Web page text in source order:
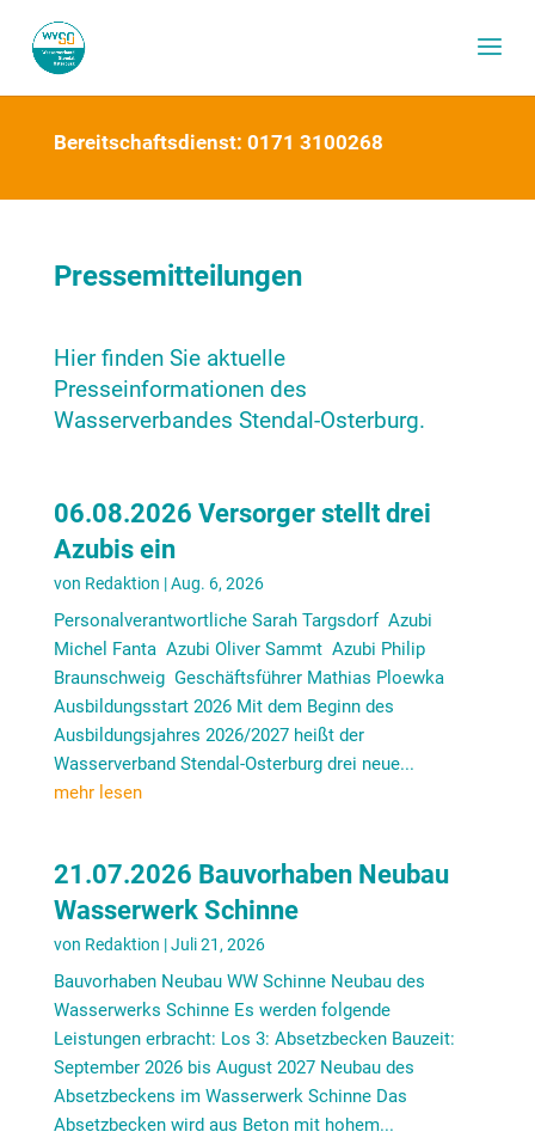
Bereitschaftsdienst: 0171 3100268
Pressemitteilungen
Hier finden Sie aktuelle
Presseinformationen des
Wasserverbandes Stendal-Osterburg.
06.08.2026 Versorger stellt drei
Azubis ein
von Redaktion |Aug. 6, 2026
Personalverantwortliche Sarah Targsdorf Azubi
Michel Fanta Azubi Oliver Sammt Azubi Philip
Braunschweig Geschäftsführer Mathias Ploewka
Ausbildungsstart 2026 Mit dem Beginn des
Ausbildungsjahres 2026/2027 heißt der
Wasserverband Stendal-Osterburg drei neue...
mehr lesen
21.07.2026 Bauvorhaben Neubau
Wasserwerk Schinne
von Redaktion |Juli 21, 2026
Bauvorhaben Neubau WW Schinne Neubau des
Wasserwerks Schinne Es werden folgende
Leistungen erbracht: Los 3: Absetzbecken Bauzeit:
September 2026 bis August 2027 Neubau des
Absetzbeckens im Wasserwerk Schinne Das
Absetzbecken wird aus Beton mit hohem...